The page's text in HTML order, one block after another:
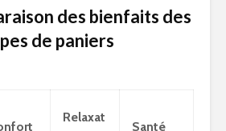
des bienfaits des
de paniers
Relaxat
Santé